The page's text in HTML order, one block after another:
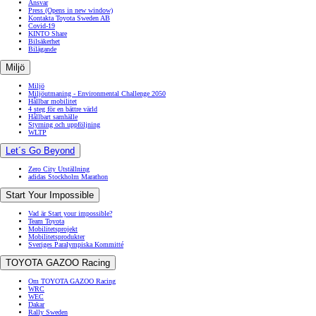
BENSIN
Ansvar
Press (Opens in new window)
Kontakta Toyota Sweden AB
Covid-19
KINTO Share
Bilsäkerhet
Bilägande
Miljö
Miljö
Miljöutmaning - Environmental Challenge 2050
Hållbar mobilitet
4 steg för en bättre värld
Hållbart samhälle
Styrning och uppföljning
WLTP
Let´s Go Beyond
Zero City Utställning
adidas Stockholm Marathon
Start Your Impossible
Vad är Start your impossible?
Team Toyota
Mobilitetsprojekt
Mobilitetsprodukter
Sveriges Paralympiska Kommitté
TOYOTA GAZOO Racing
Om TOYOTA GAZOO Racing
WRC
WEC
Dakar
Rally Sweden